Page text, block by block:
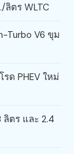
ลิตร WLTC
Turbo V6 ขุม
ด PHEV ใหม่
ลิตร และ 2.4